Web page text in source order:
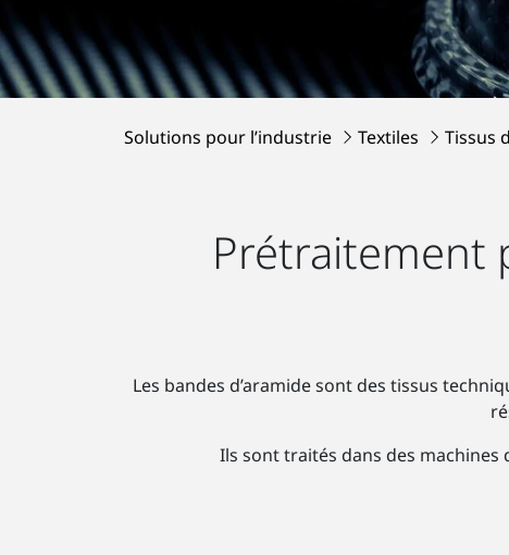
Solutions pour l’industrie Textiles Tissus
Prétraitement
Les bandes d’aramide sont des tissus
Ils sont traités dans des machines